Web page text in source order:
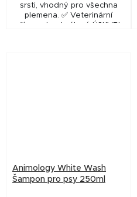
srsti, vhodný pro všechna
plemena. ✅ Veterinární
přípravek schválený ÚSKVBL
Animology White Wash
Šampon pro psy 250ml